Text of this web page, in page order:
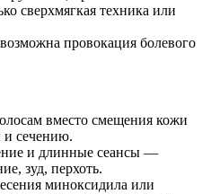
сверхмягкая техника или
провокация болевого
вместо смещения кожи
сечению.
и длинные сеансы —
зуд, перхоть.
миноксидила или